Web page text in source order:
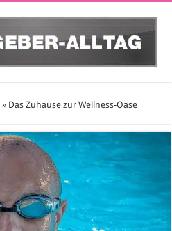
» Das Zuhause zur Wellness-Oase